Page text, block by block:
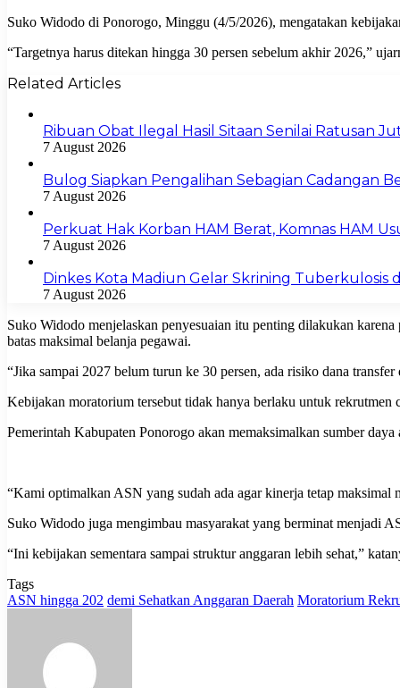
Suko Widodo di Ponorogo, Minggu (4/5/2026), mengatakan
“Targetnya harus ditekan hingga 30 persen sebelum akhir 2026,”
Related Articles
Ribuan Obat Ilegal Hasil Sitaan Senilai Ratusan
7 August 2026
Bulog Siapkan Pengalihan Sebagian Cadangan
7 August 2026
Perkuat Hak Korban HAM Berat, Komnas HAM
7 August 2026
Dinkes Kota Madiun Gelar Skrining Tuberkulosis
7 August 2026
Suko Widodo menjelaskan penyesuaian itu penting dilakukan
batas maksimal belanja pegawai.
“Jika sampai 2027 belum turun ke 30 persen, ada risiko dana
Kebijakan moratorium tersebut tidak hanya berlaku untuk
Pemerintah Kabupaten Ponorogo akan memaksimalkan sumber
“Kami optimalkan ASN yang sudah ada agar kinerja tetap maksimal
Suko Widodo juga mengimbau masyarakat yang berminat menjadi
“Ini kebijakan sementara sampai struktur anggaran lebih sehat,”
Tags
ASN hingga 202 demi Sehatkan Anggaran Daerah Moratorium